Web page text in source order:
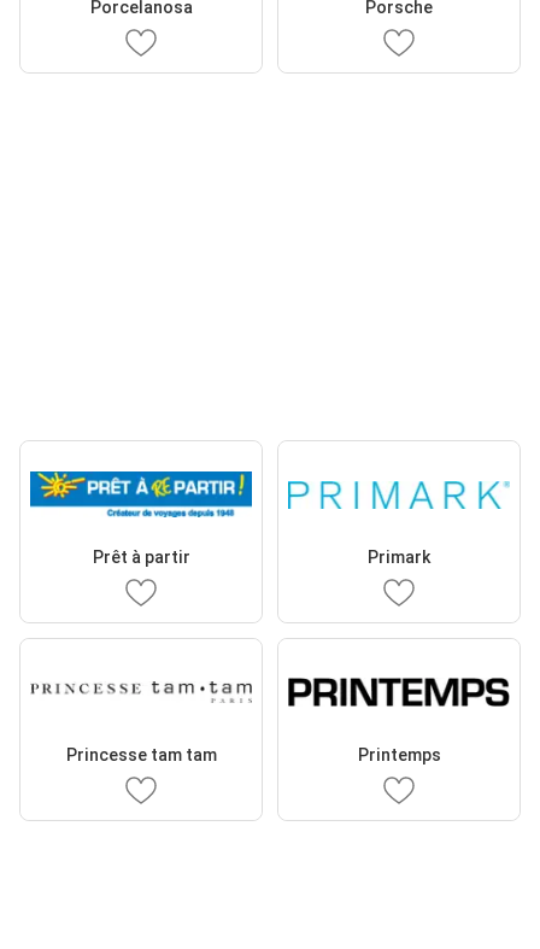
Porcelanosa Porsche
Prêt à partir Primark
Princesse tam tam Printemps